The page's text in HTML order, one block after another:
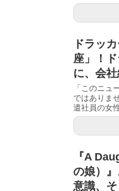
ドラッ
座」！
に、会社
「このニュ
ではありま
遣社員の女
『A
の娘）
意識、